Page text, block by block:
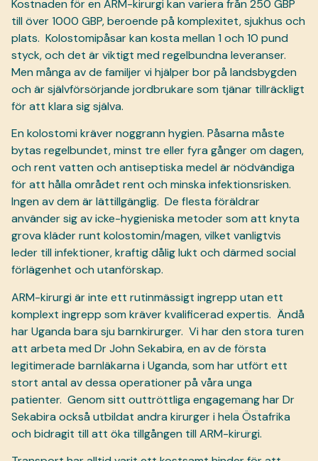
Kostnaden för en ARM-kirurgi kan variera från 250 GBP
till över 1000 GBP, beroende på komplexitet, sjukhus och
plats. Kolostomipåsar kan kosta mellan 1 och 10 pund
styck, och det är viktigt med regelbundna leveranser.
Men många av de familjer vi hjälper bor på landsbygden
och är självförsörjande jordbrukare som tjänar tillräckligt
för att klara sig själva.
En kolostomi kräver noggrann hygien. Påsarna måste
bytas regelbundet, minst tre eller fyra gånger om dagen,
och rent vatten och antiseptiska medel är nödvändiga
för att hålla området rent och minska infektionsrisken.
Ingen av dem är lättillgänglig. De flesta föräldrar
använder sig av icke-hygieniska metoder som att knyta
grova kläder runt kolostomin/magen, vilket vanligtvis
leder till infektioner, kraftig dålig lukt och därmed social
förlägenhet och utanförskap.
ARM-kirurgi är inte ett rutinmässigt ingrepp utan ett
komplext ingrepp som kräver kvalificerad expertis. Ändå
har Uganda bara sju barnkirurger. Vi har den stora turen
att arbeta med Dr John Sekabira, en av de första
legitimerade barnläkarna i Uganda, som har utfört ett
stort antal av dessa operationer på våra unga
patienter. Genom sitt outtröttliga engagemang har Dr
Sekabira också utbildat andra kirurger i hela Östafrika
och bidragit till att öka tillgången till ARM-kirurgi.